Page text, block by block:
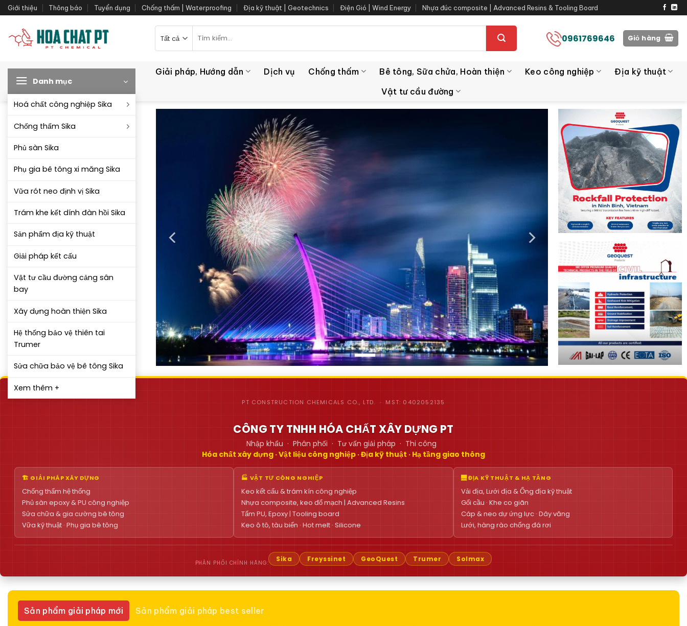
Bỏ
qua
dung
Giới thiệu Thông báo Tuyển dụng Chống thấm | Waterproofing Địa kỹ thuật | Geotechnics Điện Gió | Wind Energy Nhựa đúc composite | Advanced Resins & Tooling Board
kiếm:
0961769646 Giỏ hàng
Danh mục
Hoá chất công nghiệp Sika
Chống thấm Sika
Phủ sàn Sika
Phụ gia bê tông xi măng Sika
Vữa rót neo định vị Sika
Trám khe kết dính đàn hồi Sika
Sản phẩm địa kỹ thuật
Giải pháp kết cấu
Vật tư cầu đường cảng sân
bay
Xây dựng hoàn thiện Sika
Hệ thống bảo vệ thiên tai
Trumer
Sửa chữa bảo vệ bê tông Sika
Xem thêm +
Giải pháp, Hướng dẫn Dịch vụ Chống thấm Bê tông, Sữa chửa, Hoàn thiện Keo công nghiệp
Địa kỹ thuật
Vật tư cầu đường
PT CONSTRUCTION CHEMICALS CO., LTD. · MST: 0402052135
CÔNG TY TNHH HÓA CHẤT XÂY DỰNG PT
Nhập khẩu · Phân phối · Tư vấn giải pháp · Thi công
Hóa chất xây dựng · Vật liệu công nghiệp · Địa kỹ thuật · Hạ tầng giao thông
🏗 GIẢI PHÁP XÂY DỰNG
Chống thấm hệ thống
Phủ sàn epoxy & PU công nghiệp
Sửa chữa & gia cường bê tông
Vữa kỹ thuật · Phụ gia bê tông
🏭 VẬT TƯ CÔNG NGHIỆP
Keo kết cấu & trám kín công nghiệp
Nhựa composite, keo đổ mạch | Advanced Resins
Tấm PU, Epoxy | Tooling board
Keo ô tô, tàu biển · Hot melt · Silicone
🌉 ĐỊA KỸ THUẬT & HẠ TẦNG
Vải địa, Lưới địa & Ống địa kỹ thuật
Gối cầu · Khe co giãn
Cáp & neo dự ứng lực · Dây văng
Lưới, hàng rào chống đá rơi
PHÂN PHỐI CHÍNH HÃNG: Sika Freyssinet GeoQuest Trumer Solmax
Sản phẩm giải pháp mới Sản phẩm giải pháp best seller